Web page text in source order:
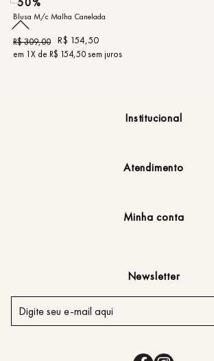
Blusa M/c Malha Canelada
R$309,00 R$ 154,50
em 1X de R$ 154,50sem juros
Institucional
Atendimento
Minha conta
Newsletter